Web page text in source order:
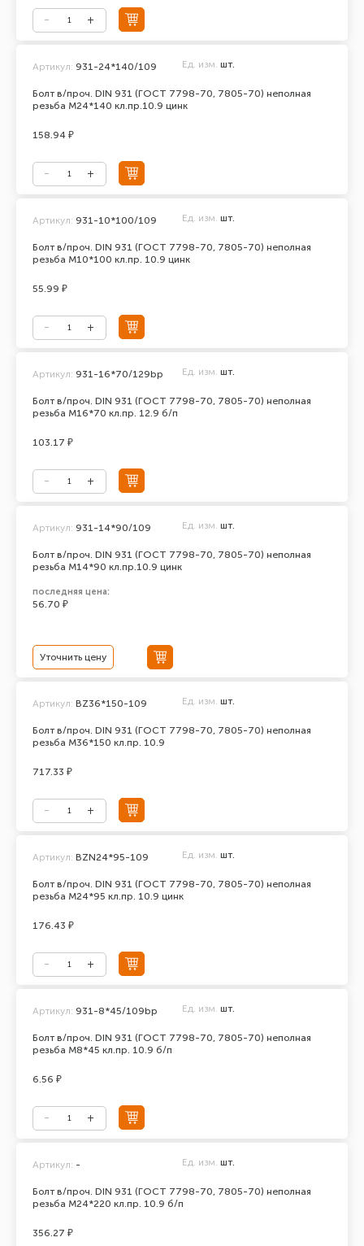
Болт в/проч. DIN 931 (ГОСТ 7798-70, 7805-70) неполная
резьба М24*140 кл.пр.10.9 цинк
Артикул: 931-24*140/109 Ед. изм. шт.
158.94 ₽
Болт в/проч. DIN 931 (ГОСТ 7798-70, 7805-70) неполная
резьба М10*100 кл.пр. 10.9 цинк
Артикул: 931-10*100/109 Ед. изм. шт.
55.99 ₽
Болт в/проч. DIN 931 (ГОСТ 7798-70, 7805-70) неполная
резьба М16*70 кл.пр. 12.9 б/п
Артикул: 931-16*70/129bp Ед. изм. шт.
103.17 ₽
Болт в/проч. DIN 931 (ГОСТ 7798-70, 7805-70) неполная
резьба М14*90 кл.пр.10.9 цинк
Артикул: 931-14*90/109 Ед. изм. шт.
последняя цена:
56.70 ₽
Уточнить цену
Болт в/проч. DIN 931 (ГОСТ 7798-70, 7805-70) неполная
резьба М36*150 кл.пр. 10.9
Артикул: BZ36*150-109 Ед. изм. шт.
717.33 ₽
Болт в/проч. DIN 931 (ГОСТ 7798-70, 7805-70) неполная
резьба М24*95 кл.пр. 10.9 цинк
Артикул: BZN24*95-109 Ед. изм. шт.
176.43 ₽
Болт в/проч. DIN 931 (ГОСТ 7798-70, 7805-70) неполная
резьба М8*45 кл.пр. 10.9 б/п
Артикул: 931-8*45/109bp Ед. изм. шт.
6.56 ₽
Болт в/проч. DIN 931 (ГОСТ 7798-70, 7805-70) неполная
резьба М24*220 кл.пр. 10.9 б/п
Артикул: - Ед. изм. шт.
356.27 ₽